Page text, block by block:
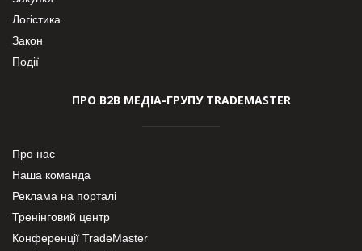
Логістика
Закон
Події
ПРО В2В МЕДІА-ГРУПУ TRADEMASTER
Про нас
Наша команда
Реклама на порталі
Тренінговий центр
Конференції TradeMaster